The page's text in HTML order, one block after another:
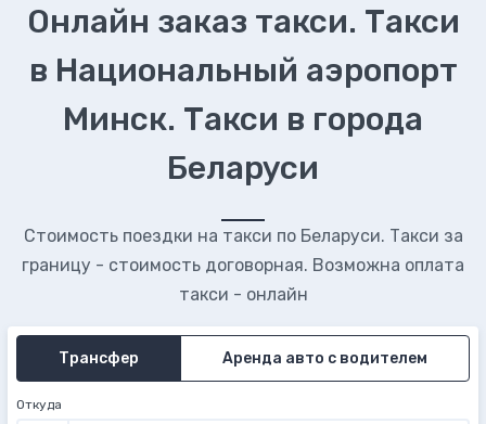
Онлайн заказ такси. Такси
в Национальный аэропорт
Минск. Такси в города
Беларуси
Стоимость поездки на такси по Беларуси. Такси за
границу - стоимость договорная. Возможна оплата
такси - онлайн
Трансфер Аренда авто с водителем
Откуда